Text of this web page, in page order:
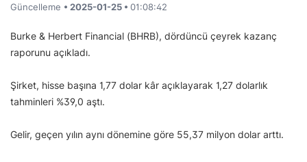
Güncelleme • 2025-01-25 • 01:08:42
Burke & Herbert Financial (BHRB), dördüncü çeyrek kazanç
raporunu açıkladı.
Şirket, hisse başına 1,77 dolar kâr açıklayarak 1,27 dolarlık
tahminleri %39,0 aştı.
Gelir, geçen yılın aynı dönemine göre 55,37 milyon dolar arttı.